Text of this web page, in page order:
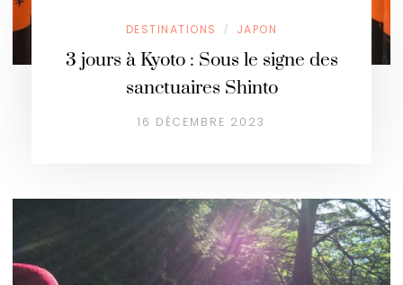
DESTINATIONS / JAPON
3 jours à Kyoto : Sous le signe des
sanctuaires Shinto
16 DÉCEMBRE 2023